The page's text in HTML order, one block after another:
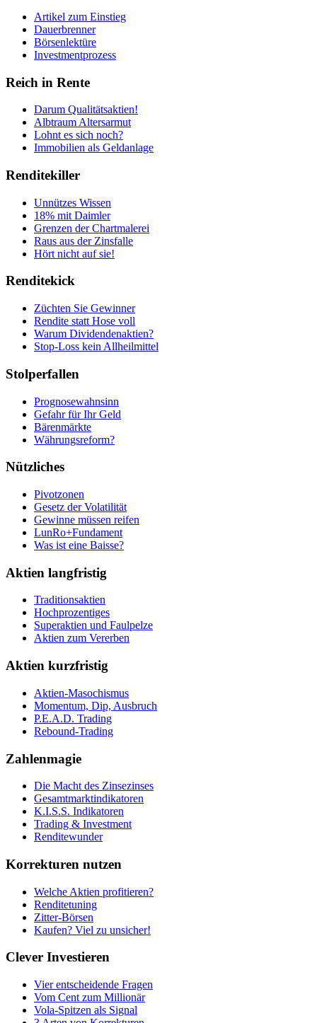
Artikel zum Einstieg
Dauerbrenner
Börsenlektüre
Investmentprozess
Reich in Rente
Darum Qualitätsaktien!
Albtraum Altersarmut
Lohnt es sich noch?
Immobilien als Geldanlage
Renditekiller
Unnützes Wissen
18% mit Daimler
Grenzen der Chartmalerei
Raus aus der Zinsfalle
Hört nicht auf sie!
Renditekick
Züchten Sie Gewinner
Rendite statt Hose voll
Warum Dividendenaktien?
Stop-Loss kein Allheilmittel
Stolperfallen
Prognosewahnsinn
Gefahr für Ihr Geld
Bärenmärkte
Währungsreform?
Nützliches
Pivotzonen
Gesetz der Volatilität
Gewinne müssen reifen
LunRo+Fundament
Was ist eine Baisse?
Aktien langfristig
Traditionsaktien
Hochprozentiges
Superaktien und Faulpelze
Aktien zum Vererben
Aktien kurzfristig
Aktien-Masochismus
Momentum, Dip, Ausbruch
P.E.A.D. Trading
Rebound-Trading
Zahlenmagie
Die Macht des Zinsezinses
Gesamtmarktindikatoren
K.I.S.S. Indikatoren
Trading & Investment
Renditewunder
Korrekturen nutzen
Welche Aktien profitieren?
Renditetuning
Zitter-Börsen
Kaufen? Viel zu unsicher!
Clever Investieren
Vier entscheidende Fragen
Vom Cent zum Millionär
Vola-Spitzen als Signal